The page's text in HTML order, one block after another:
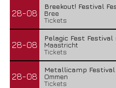
28-08
Breekout! Festival
Bree
Tickets
28-08
Pelagic Fest Festival
Maastricht
Tickets
28-08
Metallicamp Festival
Ommen
Tickets